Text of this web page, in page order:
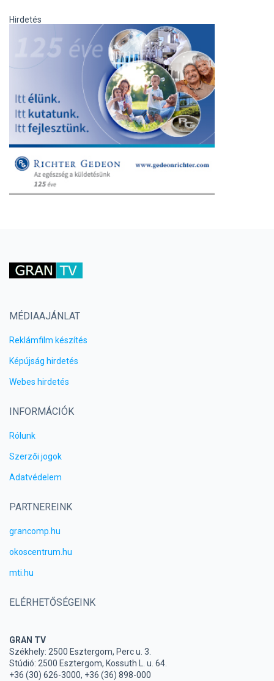
Hirdetés
MÉDIAAJÁNLAT
Reklámfilm készítés
Képújság hirdetés
Webes hirdetés
INFORMÁCIÓK
Rólunk
Szerzői jogok
Adatvédelem
PARTNEREINK
grancomp.hu
okoscentrum.hu
mti.hu
ELÉRHETŐSÉGEINK
GRAN TV
Székhely: 2500 Esztergom, Perc u. 3.
Stúdió: 2500 Esztergom, Kossuth L. u. 64.
+36 (30) 626-3000, +36 (36) 898-000